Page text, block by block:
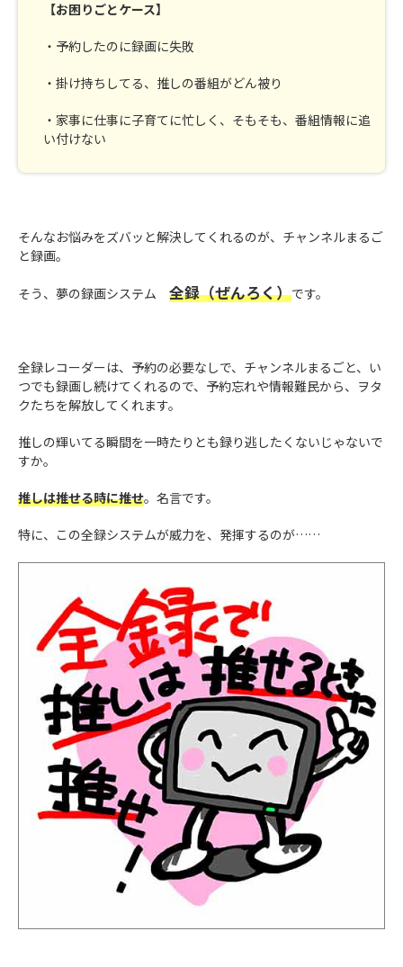
【お困りごとケース】
・予約したのに録画に失敗
・掛け持ちしてる、推しの番組がどん被り
・家事に仕事に子育てに忙しく、そもそも、番組情報に追
い付けない
そんなお悩みをズバッと解決してくれるのが、チャンネルまるご
と録画。
そう、夢の録画システム 全録（ぜんろく）です。
全録レコーダーは、予約の必要なしで、チャンネルまるごと、い
つでも録画し続けてくれるので、予約忘れや情報難民から、ヲタ
クたちを解放してくれます。
推しの輝いてる瞬間を一時たりとも録り逃したくないじゃないで
すか。
推しは推せる時に推せ。名言です。
特に、この全録システムが威力を、発揮するのが……